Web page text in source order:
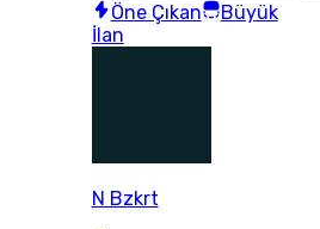
Öne Çıkan
Büyük
İlan
N Bzkrt